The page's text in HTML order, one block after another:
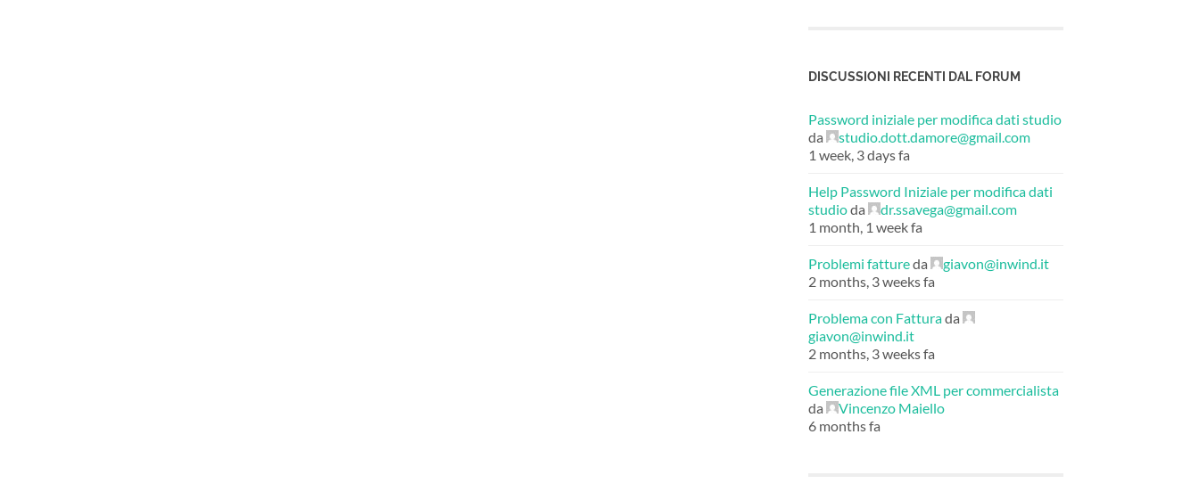
DISCUSSIONI RECENTI DAL FORUM
Password iniziale per modifica dati studio
da
studio.dott.damore@gmail.com
1 week, 3 days fa
Help Password Iniziale per modifica dati
studioda
dr.ssavega@gmail.com
1 month, 1 week fa
Problemi fattureda
giavon@inwind.it
2 months, 3 weeks fa
Problema con Fatturada
giavon@inwind.it
2 months, 3 weeks fa
Generazione file XML per commercialista
da
Vincenzo Maiello
6 months fa